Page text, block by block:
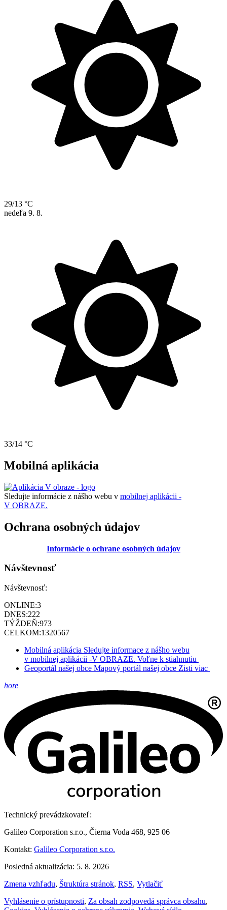
29/13 °C
nedeľa 9. 8.
33/14 °C
Mobilná aplikácia
Sledujte informácie z nášho webu v mobilnej aplikácii -
V OBRAZE.
Ochrana osobných údajov
Informácie o ochrane osobných údajov
Návštevnosť
Návštevnosť:
ONLINE:3
DNES:222
TÝŽDEŇ:973
CELKOM:1320567
Mobilná aplikácia Sledujte informace z nášho webu
v mobilnej aplikácii -V OBRAZE. Voľne k stiahnutiu
Geoportál našej obce Mapový portál našej obce Zisti viac
hore
Technický prevádzkovateľ:
Galileo Corporation s.r.o., Čierna Voda 468, 925 06
Kontakt: Galileo Corporation s.r.o.
Posledná aktualizácia: 5. 8. 2026
Zmena vzhľadu, Štruktúra stránok, RSS, Vytlačiť
Vyhlásenie o prístupnosti, Za obsah zodpovedá správca obsahu,